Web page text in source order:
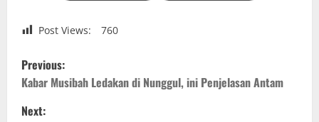
Post Views: 760
P
o
Previous:
Kabar Musibah Ledakan di Nunggul, ini Penjelasan Antam
Next: